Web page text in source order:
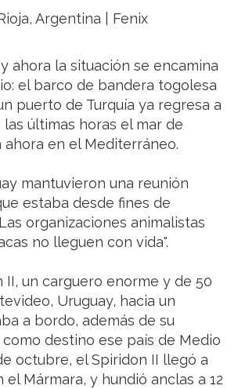
Argentina | Fenix
ahora la situación se encamina
el barco de bandera togolesa
puerto de Turquía ya regresa a
últimas horas el mar de
en el Mediterráneo.
mantuvieron una reunión
estaba desde fines de
organizaciones animalistas
no lleguen con vida".
un carguero enorme y de 50
Uruguay, hacia un
a bordo, además de su
destino ese país de Medio
octubre, el Spiridon II llegó a
Mármara, y hundió anclas a 12